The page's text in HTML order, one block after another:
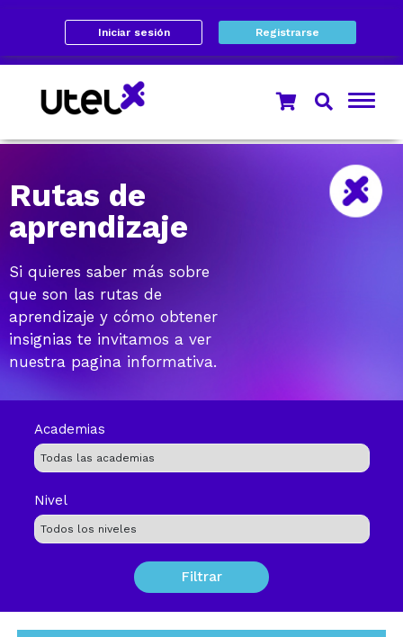
Iniciar sesión Registrarse
Rutas de
aprendizaje
Si quieres saber más sobre
que son las rutas de
aprendizaje y cómo obtener
insignias te invitamos a ver
nuestra pagina informativa.
Academias
Nivel